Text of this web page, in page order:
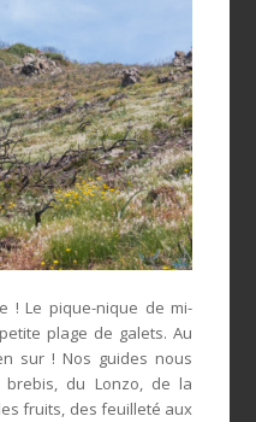
! Le pique-nique de mi-
plage de galets. Au
sur ! Nos guides nous
du Lonzo, de la
fruits, des feuilleté aux